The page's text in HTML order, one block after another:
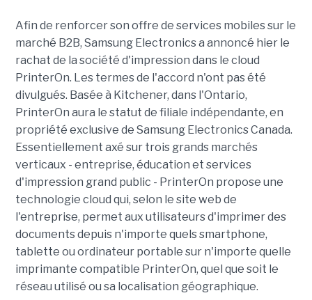
Afin de renforcer son offre de services mobiles sur le
marché B2B, Samsung Electronics a annoncé hier le
rachat de la société d'impression dans le cloud
PrinterOn. Les termes de l'accord n'ont pas été
divulgués. Basée à Kitchener, dans l'Ontario,
PrinterOn aura le statut de filiale indépendante, en
propriété exclusive de Samsung Electronics Canada.
Essentiellement axé sur trois grands marchés
verticaux - entreprise, éducation et services
d'impression grand public - PrinterOn propose une
technologie cloud qui, selon le site web de
l'entreprise, permet aux utilisateurs d'imprimer des
documents depuis n'importe quels smartphone,
tablette ou ordinateur portable sur n'importe quelle
imprimante compatible PrinterOn, quel que soit le
réseau utilisé ou sa localisation géographique.